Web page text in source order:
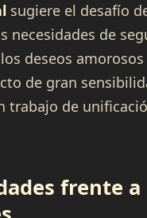
sugiere el desafío
necesidades de
deseos amorosos
de gran
trabajo de
frente a